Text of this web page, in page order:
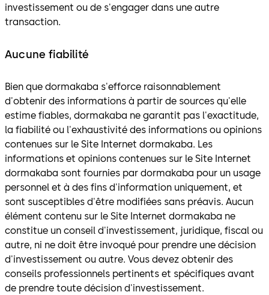
investissement ou de s'engager dans une autre
transaction.
Aucune fiabilité
Bien que dormakaba s'efforce raisonnablement
d'obtenir des informations à partir de sources qu'elle
estime fiables, dormakaba ne garantit pas l'exactitude,
la fiabilité ou l'exhaustivité des informations ou opinions
contenues sur le Site Internet dormakaba. Les
informations et opinions contenues sur le Site Internet
dormakaba sont fournies par dormakaba pour un usage
personnel et à des fins d'information uniquement, et
sont susceptibles d'être modifiées sans préavis. Aucun
élément contenu sur le Site Internet dormakaba ne
constitue un conseil d'investissement, juridique, fiscal ou
autre, ni ne doit être invoqué pour prendre une décision
d'investissement ou autre. Vous devez obtenir des
conseils professionnels pertinents et spécifiques avant
de prendre toute décision d'investissement.